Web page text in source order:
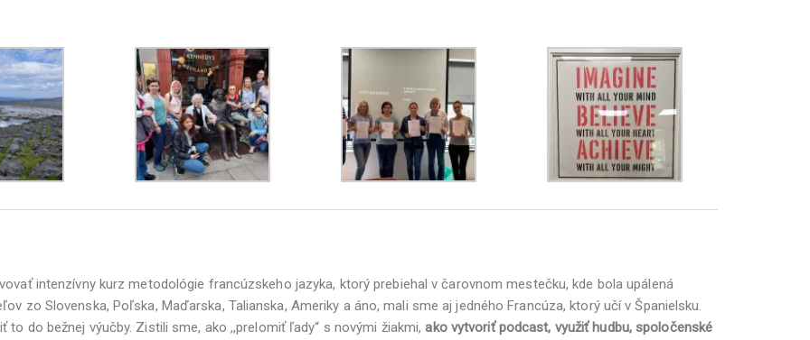
intenzívny kurz metodológie francúzskeho jazyka, ktorý prebiehal v čarovnom mestečku, kde bola upálená
zo Slovenska, Poľska, Maďarska, Talianska, Ameriky a áno, mali sme aj jedného Francúza, ktorý učí v Španielsku.
do bežnej výučby. Zistili sme, ako ,,prelomiť ľady“ s novými žiakmi,ako vytvoriť podcast, využiť hudbu, spoločenské